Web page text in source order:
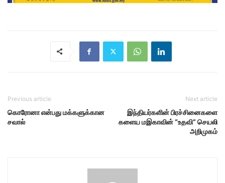
Previous article
கொரோனா என்பது மக்களுக்கான
சவால்
Next article
இந்தியர்களின் பிரச்சினைகளை
களைய மஇகாவின் “உதவி” செயலி
அறிமுகம்